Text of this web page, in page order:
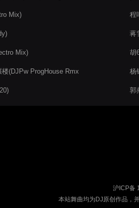
Mix)
Mix)
楼(DJPw ProgHouse Rmx
程
蒋
胡
杨
郭
沪ICP备
本站舞曲均为DJ原创作品，